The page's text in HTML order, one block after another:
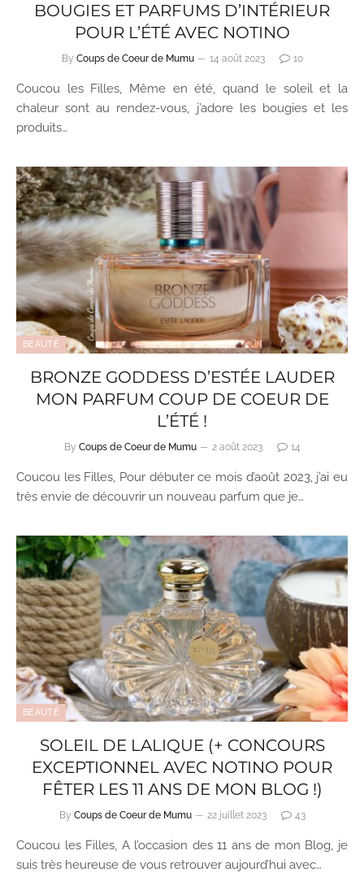
BOUGIES ET PARFUMS D’INTÉRIEUR
POUR L’ÉTÉ AVEC NOTINO
By Coups de Coeur de Mumu 14 août 2023 10
Coucou les Filles, Même en été, quand le soleil et la
chaleur sont au rendez-vous, j’adore les bougies et les
produits…
BEAUTÉ
BRONZE GODDESS D’ESTÉE LAUDER
MON PARFUM COUP DE COEUR DE
L’ÉTÉ !
By Coups de Coeur de Mumu 2 août 2023 14
Coucou les Filles, Pour débuter ce mois d’août 2023, j’ai eu
très envie de découvrir un nouveau parfum que je…
BEAUTÉ
SOLEIL DE LALIQUE (+ CONCOURS
EXCEPTIONNEL AVEC NOTINO POUR
FÊTER LES 11 ANS DE MON BLOG !)
By Coups de Coeur de Mumu 22 juillet 2023 43
Coucou les Filles, A l’occasion des 11 ans de mon Blog, je
suis très heureuse de vous retrouver aujourd’hui avec…